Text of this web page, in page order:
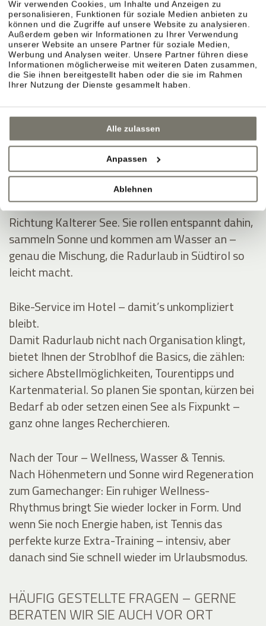
Wir verwenden Cookies, um Inhalte und Anzeigen zu
personalisieren, Funktionen für soziale Medien anbieten zu
können und die Zugriffe auf unsere Website zu analysieren.
Außerdem geben wir Informationen zu Ihrer Verwendung
unserer Website an unsere Partner für soziale Medien,
Werbung und Analysen weiter. Unsere Partner führen diese
Informationen möglicherweise mit weiteren Daten zusammen,
die Sie ihnen bereitgestellt haben oder die sie im Rahmen
Ihrer Nutzung der Dienste gesammelt haben.
Alle zulassen
Anpassen
Ablehnen
Montiggler Seen – erst radeln, dann ins Wasser.
Wenn Sie im Radurlaub ein klares Ziel möchten,
sind die Montiggler Seen ideal: Sie fahren sich aus,
springen danach ins kühle Wasser und spüren
sofort dieses Sommerurlaubsgefühl – besonders
an heißen Tagen.
Kalterer See – durch Weinberge ins Südtirol-
Die Klassiker-Route führt durch die Rebreihen
Richtung Kalterer See. Sie rollen entspannt dahin,
sammeln Sonne und kommen am Wasser an –
genau die Mischung, die Radurlaub in Südtirol so
leicht macht.
Bike-Service im Hotel – damit’s unkompliziert
bleibt.
Damit Radurlaub nicht nach Organisation klingt,
bietet Ihnen der Stroblhof die Basics, die zählen:
sichere Abstellmöglichkeiten, Tourentipps und
Kartenmaterial. So planen Sie spontan, kürzen bei
Bedarf ab oder setzen einen See als Fixpunkt –
ganz ohne langes Recherchieren.
Nach der Tour – Wellness, Wasser & Tennis.
Nach Höhenmetern und Sonne wird Regeneration
zum Gamechanger: Ein ruhiger Wellness-
Rhythmus bringt Sie wieder locker in Form. Und
wenn Sie noch Energie haben, ist Tennis das
perfekte kurze Extra-Training – intensiv, aber
danach sind Sie schnell wieder im Urlaubsmodus.
HÄUFIG GESTELLTE FRAGEN – GERNE
BERATEN WIR SIE AUCH VOR ORT